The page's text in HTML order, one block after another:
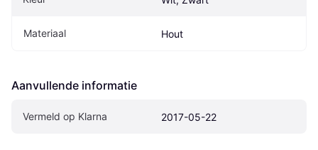
Materiaal Hout
Aanvullende informatie
Vermeld op Klarna 2017-05-22